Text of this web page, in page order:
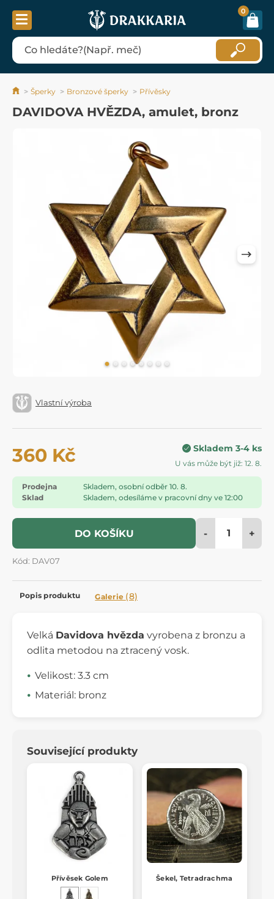
0
Šperky Bronzové šperky Přívěsky
DAVIDOVA HVĚZDA, amulet, bronz
Vlastní výroba
360 Kč Skladem 3-4 ks
U vás může být již: 12. 8.
Prodejna
Skladem, osobní odběr 10. 8.
Sklad
Skladem, odesíláme v pracovní dny ve 12:00
DO KOŠÍKU - +
Kód: DAV07
Popis produktu Galerie (8)
Velká Davidova hvězda vyrobena z bronzu a
odlita metodou na ztracený vosk.
Velikost: 3.3 cm
Materiál: bronz
Související produkty
Přívěsek Golem Šekel, Tetradrachma